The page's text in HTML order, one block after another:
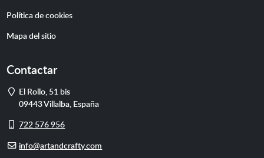
Política de cookies
Mapa del sitio
Contactar
Dirección
El Rollo, 51 bis
09443Villalba España
Móvil
722 576 956
E-info@artandcrafty.com